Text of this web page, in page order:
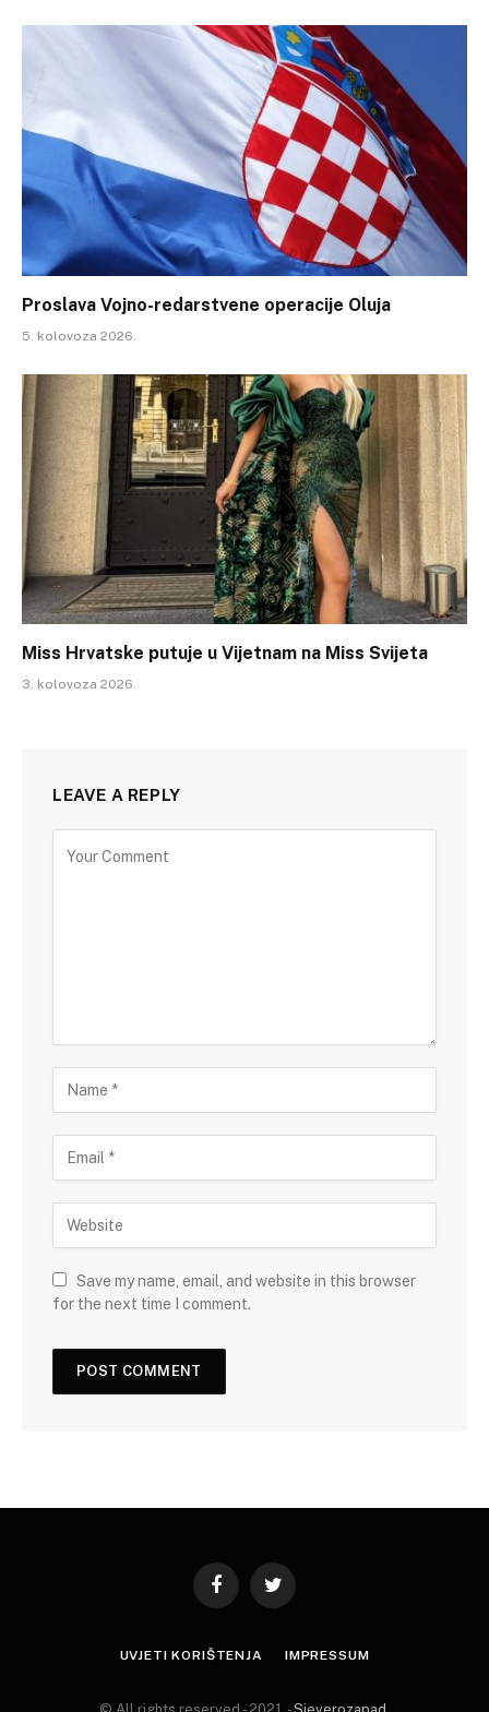
Proslava Vojno-redarstvene operacije Oluja
5. kolovoza 2026.
Miss Hrvatske putuje u Vijetnam na Miss Svijeta
3. kolovoza 2026.
LEAVE A REPLY
Save my name, email, and website in this browser
for the next time I comment.
FacebookTwitter
UVJETI KORIŠTENJA IMPRESSUM